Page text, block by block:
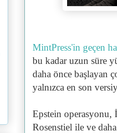
MintPress'in geçen
bu kadar uzun süre
daha önce başlayan
yalnızca en son
Epstein operasyonu,
Rosenstiel ile ve